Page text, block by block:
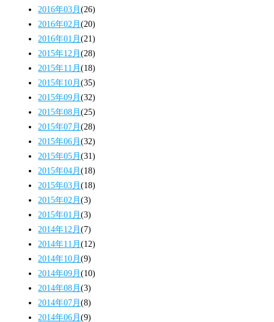
2016年03月(26)
2016年02月(20)
2016年01月(21)
2015年12月(28)
2015年11月(18)
2015年10月(35)
2015年09月(32)
2015年08月(25)
2015年07月(28)
2015年06月(32)
2015年05月(31)
2015年04月(18)
2015年03月(18)
2015年02月(3)
2015年01月(3)
2014年12月(7)
2014年11月(12)
2014年10月(9)
2014年09月(10)
2014年08月(3)
2014年07月(8)
2014年06月(9)